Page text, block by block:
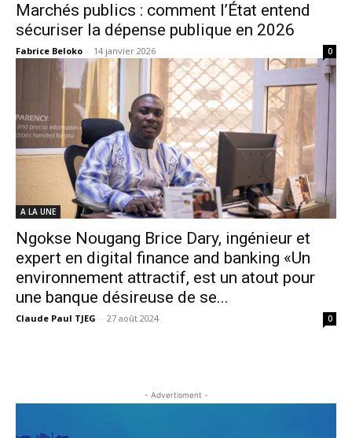
Marchés publics : comment l’État entend
sécuriser la dépense publique en 2026
Fabrice Beloko - 14 janvier 2026 0
A LA UNE
Ngokse Nougang Brice Dary, ingénieur et
expert en digital finance and banking «Un
environnement attractif, est un atout pour
une banque désireuse de se...
Claude Paul TJEG - 27 août 2024 0
- Advertisment -